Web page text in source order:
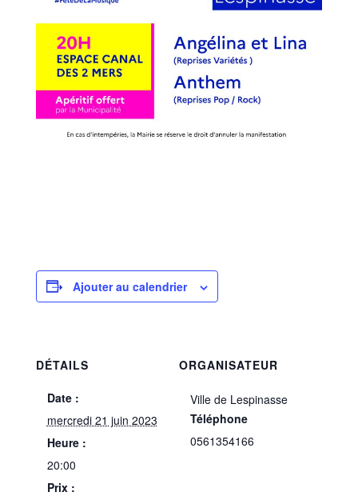
Ajouter au calendrier
DÉTAILS
Date :
mercredi 21 juin 2023
Heure :
20:00
Prix :
ORGANISATEUR
Ville de Lespinasse
Téléphone
0561354166